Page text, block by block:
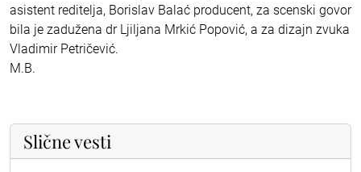
asistent reditelja, Borislav Balać producent, za scenski govor
bila je zadužena dr Ljiljana Mrkić Popović, a za dizajn zvuka
Vladimir Petričević.
M.B.
Slične vesti